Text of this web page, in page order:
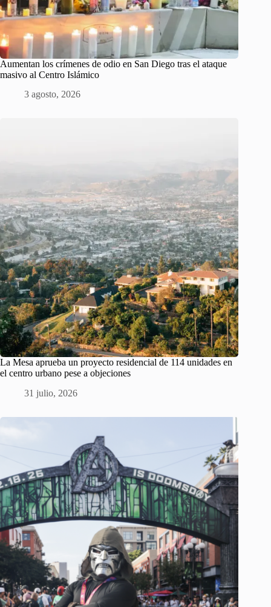
Aumentan los crímenes de odio en San Diego tras el ataque
masivo al Centro Islámico
3 agosto, 2026
La Mesa aprueba un proyecto residencial de 114 unidades en
el centro urbano pese a objeciones
31 julio, 2026